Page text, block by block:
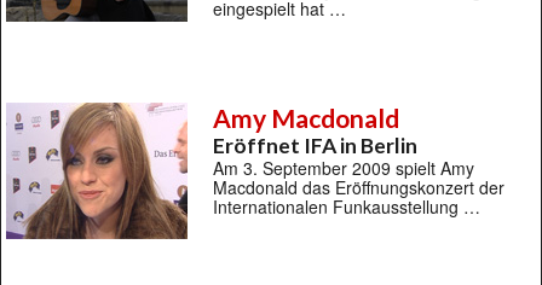
eingespielt hat …
Amy Macdonald
Eröffnet IFA in Berlin
Am 3. September 2009 spielt Amy
Macdonald das Eröffnungskonzert der
Internationalen Funkausstellung …